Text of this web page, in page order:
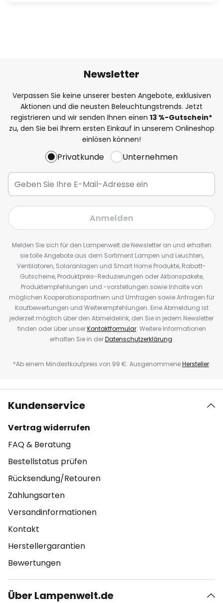
Newsletter
Verpassen Sie keine unserer besten Angebote, exklusiven
Aktionen und die neusten Beleuchtungstrends. Jetzt
registrieren und wir senden Ihnen einen 13 %-Gutschein*
zu, den Sie bei Ihrem ersten Einkauf in unserem Onlineshop
einlösen können!
Privatkunde Unternehmen
Anmelden
Melden Sie sich für den Lampenwelt.de Newsletter an und erhalten
sie tolle Angebote aus dem Sortiment Lampen und Leuchten,
Ventilatoren, Solaranlagen und Smart Home Produkte, Rabatt-
Gutscheine, Produktpreis-Reduzierungen oder Aktionspakete,
Produktempfehlungen und -vorstellungen sowie Inhalte von
möglichen Kooperationspartnern und Umfragen sowie Anfragen für
Kaufbewertungen und Weiterempfehlungen. Eine Abmeldung ist
jederzeit möglich über den Abmeldelink, den Sie in jedem Newsletter
finden oder über unserKontaktformular. Weitere Informationen
erhalten Sie in derDatenschutzerklärung.
*Ab einem Mindestkaufpreis von 99 €. AusgenommeneHersteller.
Kundenservice
Vertrag widerrufen
FAQ & Beratung
Bestellstatus prüfen
Rücksendung/Retouren
Zahlungsarten
Versandinformationen
Kontakt
Herstellergarantien
Bewertungen
Über Lampenwelt.de